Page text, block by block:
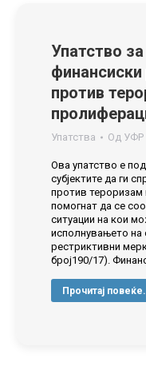
Упатство
против
Упатства Од УФР
Ова упатство е
субјектите да ги
против тероризам
помогнат да се
ситуации на кои
исполнувањето на
рестриктивни
број190/17).
Прочитај повеќе.